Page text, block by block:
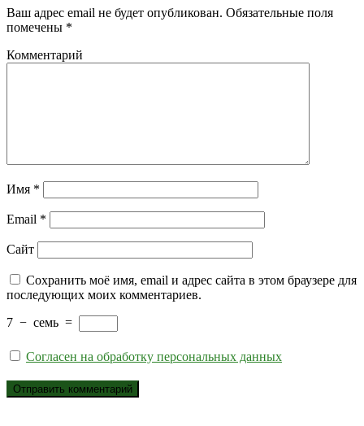
Ваш адрес email не будет опубликован. Обязательные поля
помечены *
Комментарий
Имя *
Email *
Сайт
Сохранить моё имя, email и адрес сайта в этом браузере для
последующих моих комментариев.
7 − семь =
Согласен на обработку персональных данных